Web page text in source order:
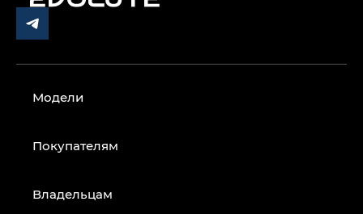
Модели
Покупателям
Владельцам